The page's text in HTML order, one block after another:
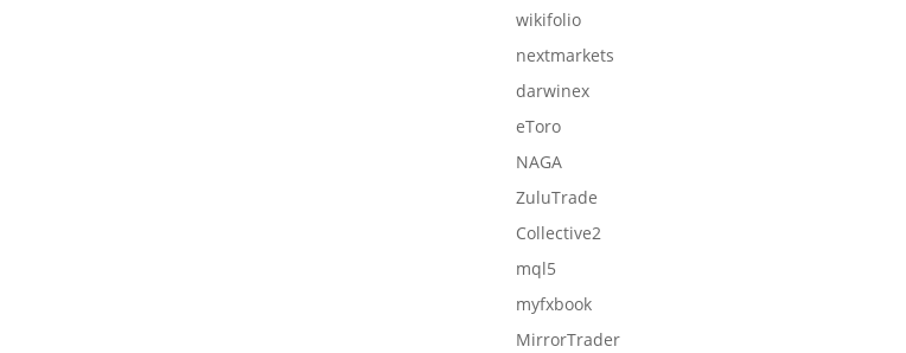
wikifolio
nextmarkets
darwinex
eToro
NAGA
ZuluTrade
Collective2
mql5
myfxbook
MirrorTrader